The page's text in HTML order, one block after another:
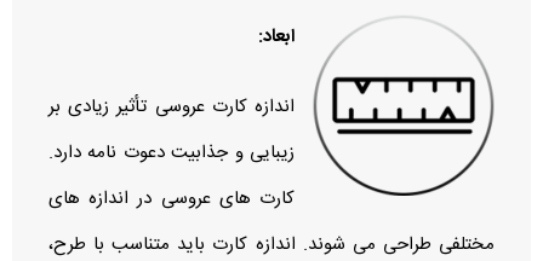
ابعاد:
اندازه کارت عروسی تأثیر زیادی بر
زیبایی و جذابیت دعوت‌ نامه دارد.
کارت‌ های عروسی در اندازه‌ های
مختلفی طراحی می‌ شوند. اندازه کارت باید متناسب با طرح،